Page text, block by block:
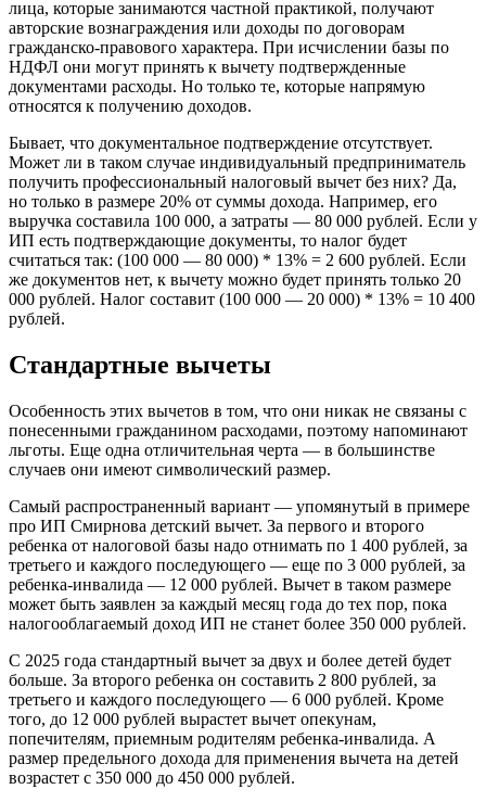
лица, которые занимаются частной практикой, получают
авторские вознаграждения или доходы по договорам
гражданско-правового характера. При исчислении базы по
НДФЛ они могут принять к вычету подтвержденные
документами расходы. Но только те, которые напрямую
относятся к получению доходов.
Бывает, что документальное подтверждение отсутствует.
Может ли в таком случае индивидуальный предприниматель
получить профессиональный налоговый вычет без них? Да,
но только в размере 20% от суммы дохода. Например, его
выручка составила 100 000, а затраты — 80 000 рублей. Если у
ИП есть подтверждающие документы, то налог будет
считаться так: (100 000 — 80 000) * 13% = 2 600 рублей. Если
же документов нет, к вычету можно будет принять только 20
000 рублей. Налог составит (100 000 — 20 000) * 13% = 10 400
рублей.
Стандартные вычеты
Особенность этих вычетов в том, что они никак не связаны с
понесенными гражданином расходами, поэтому напоминают
льготы. Еще одна отличительная черта — в большинстве
случаев они имеют символический размер.
Самый распространенный вариант — упомянутый в примере
про ИП Смирнова детский вычет. За первого и второго
ребенка от налоговой базы надо отнимать по 1 400 рублей, за
третьего и каждого последующего — еще по 3 000 рублей, за
ребенка-инвалида — 12 000 рублей. Вычет в таком размере
может быть заявлен за каждый месяц года до тех пор, пока
налогооблагаемый доход ИП не станет более 350 000 рублей.
С 2025 года стандартный вычет за двух и более детей будет
больше. За второго ребенка он составить 2 800 рублей, за
третьего и каждого последующего — 6 000 рублей. Кроме
того, до 12 000 рублей вырастет вычет опекунам,
попечителям, приемным родителям ребенка-инвалида. А
размер предельного дохода для применения вычета на детей
возрастет с 350 000 до 450 000 рублей.